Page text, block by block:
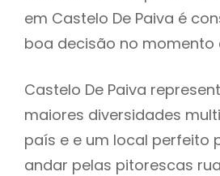
em Castelo De Paiva é
boa decisão no momento
Castelo De Paiva
maiores diversidades
país e e um local perfeito
andar pelas pitorescas